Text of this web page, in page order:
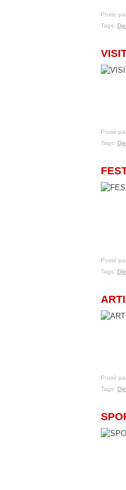
Posté
Tags:
Posté
Tags:
Posté
Tags:
Posté
Tags: